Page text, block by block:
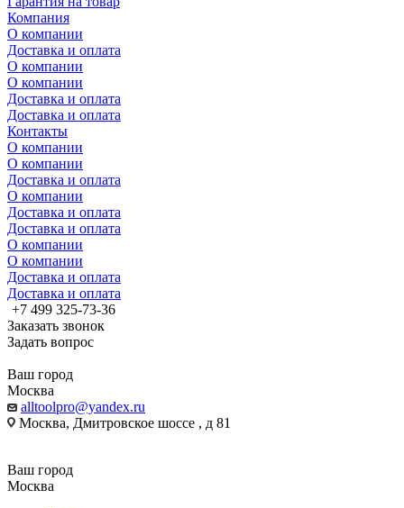
Компания
О компании
Доставка и оплата
О компании
О компании
Доставка и оплата
Доставка и оплата
Контакты
О компании
О компании
Доставка и оплата
О компании
Доставка и оплата
Доставка и оплата
О компании
О компании
Доставка и оплата
Доставка и оплата
+7 499 325-73-36
Заказать звонок
Задать вопрос
Ваш город
Москва
alltoolpro@yandex.ru
Москва, Дмитровское шоссе , д 81
Ваш город
Москва